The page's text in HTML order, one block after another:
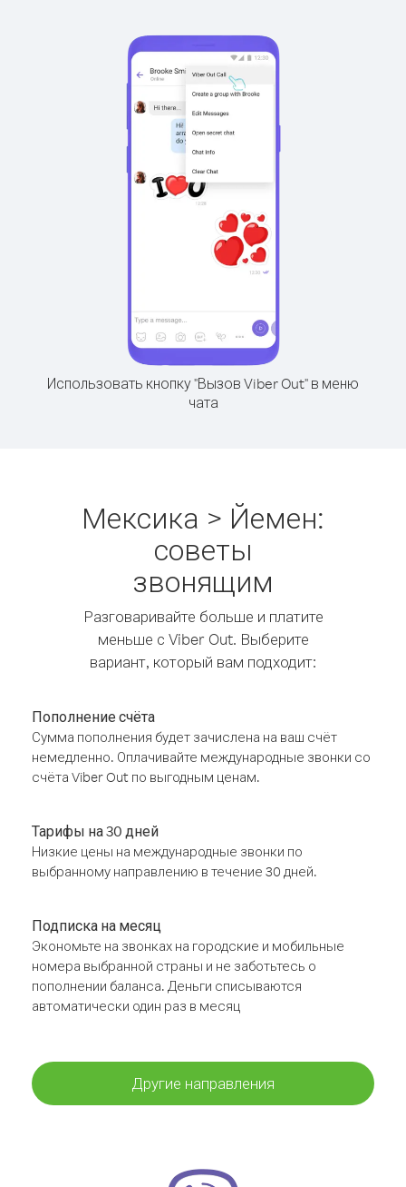
Использовать кнопку "Вызов Viber Out" в меню
чата
Мексика > Йемен:
советы
звонящим
Разговаривайте больше и платите
меньше с Viber Out. Выберите
вариант, который вам подходит:
Пополнение счёта
Сумма пополнения будет зачислена на ваш счёт
немедленно. Оплачивайте международные звонки со
счёта Viber Out по выгодным ценам.
Тарифы на 30 дней
Низкие цены на международные звонки по
выбранному направлению в течение 30 дней.
Подписка на месяц
Экономьте на звонках на городские и мобильные
номера выбранной страны и не заботьтесь о
пополнении баланса. Деньги списываются
автоматически один раз в месяц
Другие направления